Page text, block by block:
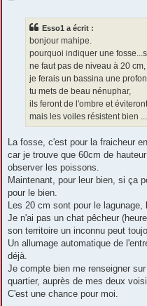
Esso1 a écrit :
bonjour mahipe.
pourquoi indiquer une
ne faut pas de niveau à 20 cm,
je ferais un bassina une
tu mets de beau nénuphar,
ils feront de l'ombre et
mais les voiles résistent bien
La fosse, c'est pour la fraicheur
car je trouve que 60cm de
observer les poissons.
Maintenant, pour leur bien, si ça
pour le bien.
Les 20 cm sont pour le
Je n'ai pas un chat pêcheur
son territoire un inconnu peut
Un allumage automatique de
déjà.
Je compte bien me renseigner
quartier, auprès de mes deux
C'est une chance pour moi.